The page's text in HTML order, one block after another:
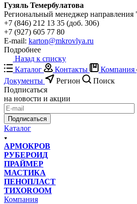
Гузяль Темербулатова
Региональный менеджер направления
+7 (846) 212 13 35 (доб. 306)
+7 (927) 605 77 80
E-mail: karton@mkrovlya.ru
Подробнее
Назад к списку
Каталог
Контакты Компания
Документы
Регион
Поиск
Подписаться
на новости и акции
Подписаться
Каталог
АРМОКРОВ
РУБЕРОИД
ПРАЙМЕР
МАСТИКА
ПЕНОПЛАСТ
ТИХОROOM
Компания